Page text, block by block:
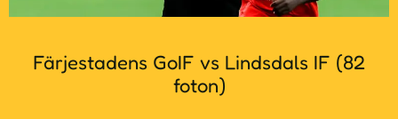
Färjestadens GoIF vs Lindsdals IF (82
foton)